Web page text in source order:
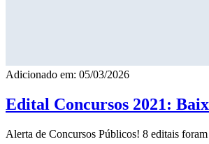
Adicionado em: 05/03/2026
Edital Concursos 2021:
Alerta de Concursos Públicos! 8 editais